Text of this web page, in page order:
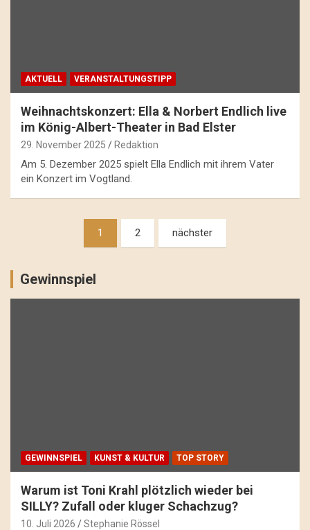
AKTUELL VERANSTALTUNGSTIPP
Weihnachtskonzert: Ella & Norbert Endlich live
im König-Albert-Theater in Bad Elster
29. November 2025 Redaktion
Am 5. Dezember 2025 spielt Ella Endlich mit ihrem Vater
ein Konzert im Vogtland.
Beitragsnavigation
1 2 nächster
Gewinnspiel
GEWINNSPIEL KUNST & KULTUR TOP STORY
Warum ist Toni Krahl plötzlich wieder bei
SILLY? Zufall oder kluger Schachzug?
10. Juli 2026 Stephanie Rössel